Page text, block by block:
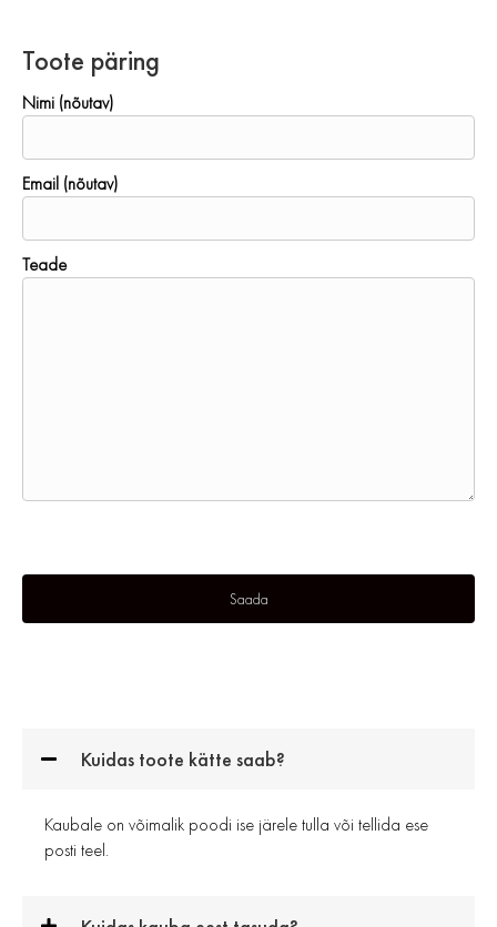
Toote päring
Nimi (nõutav)
Email (nõutav)
Teade
Kuidas toote kätte saab?
Kaubale on võimalik poodi ise järele tulla või tellida ese
posti teel.